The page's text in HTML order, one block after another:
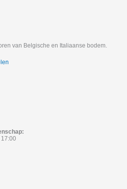
van Belgische en Italiaanse bodem.